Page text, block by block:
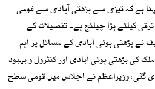
ہے کہ تیزی سے بڑھتی آبادی سے قومی
کیلئے بڑا چیلنج ہے۔ تفصیلات کے
نے بڑھتی ہوئی آبادی کے مسائل پر اہم
بڑھتی ہوئی آبادی اور کنٹرول و بہبود
گئی، وزیراعظم نے اجلاس میں قومی سطح